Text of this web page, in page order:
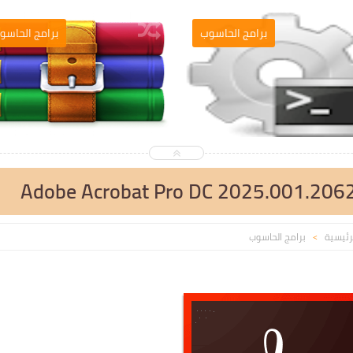
برامج الحاسوب والمونطاج
Adobe Acrobat Pro DC
> برامج الحاسوب